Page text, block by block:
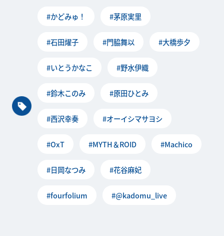
#かどみゅ！ #茅原実里
#石田燿子 #門脇舞以 #大橋歩夕
#いとうかなこ #野水伊織
#鈴木このみ #原田ひとみ
#西沢幸奏 #オーイシマサヨシ
#OxT #MYTH＆ROID #Machico
#日岡なつみ #花谷麻妃
#fourfolium #@kadomu_live